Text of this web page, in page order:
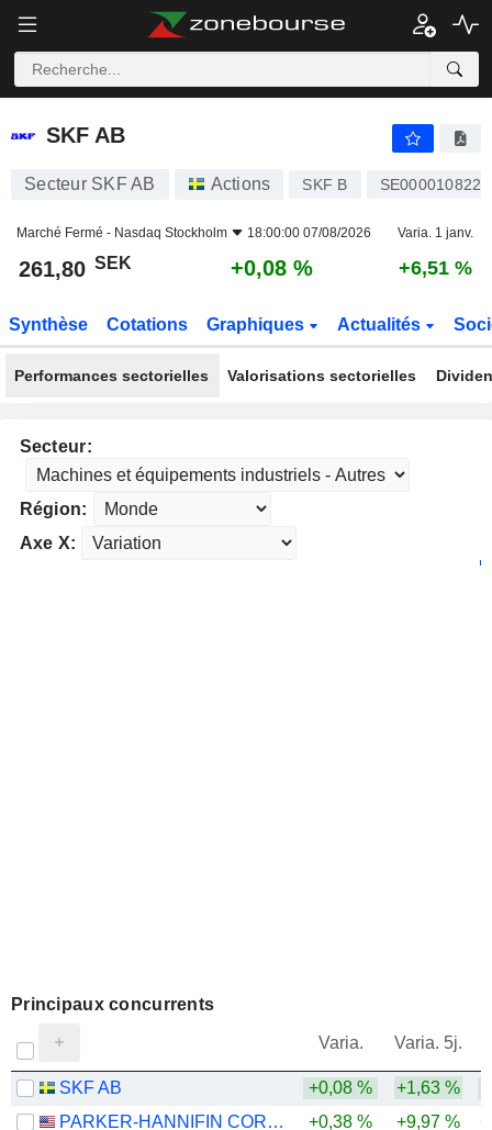
SKF AB
SKF AB
Secteur SKF AB Actions SKF B SE0000108227
Marché Fermé - Nasdaq Stockholm 18:00:00 07/08/2026 Varia. 1 janv.
261,80 SEK +0,08 % +6,51 %
Synthèse Cotations Graphiques Actualités
Performances sectorielles Valorisations sectorielles
Secteur:
Région:
Axe X:
Principaux concurrents
Varia. Varia. 5j.
SKF AB
+0,08 % +1,63 %
PARKER-HANNIFIN CORPORATION
+0,38 % +9,97 %